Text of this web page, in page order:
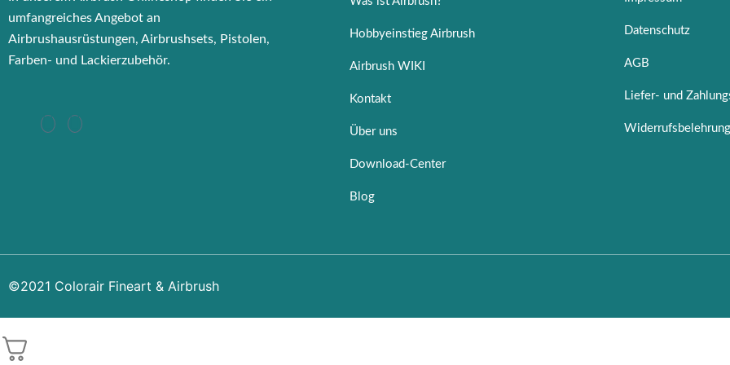
umfangreiches Angebot an
Airbrushausrüstungen, Airbrushsets, Pistolen,
Farben- und Lackierzubehör.
Hobbyeinstieg Airbrush
Airbrush WIKI
Kontakt
Über uns
Download-Center
Blog
Datenschutz
AGB
Liefer- und
Widerrufsbelehrung
©2021 Colorair Fineart & Airbrush